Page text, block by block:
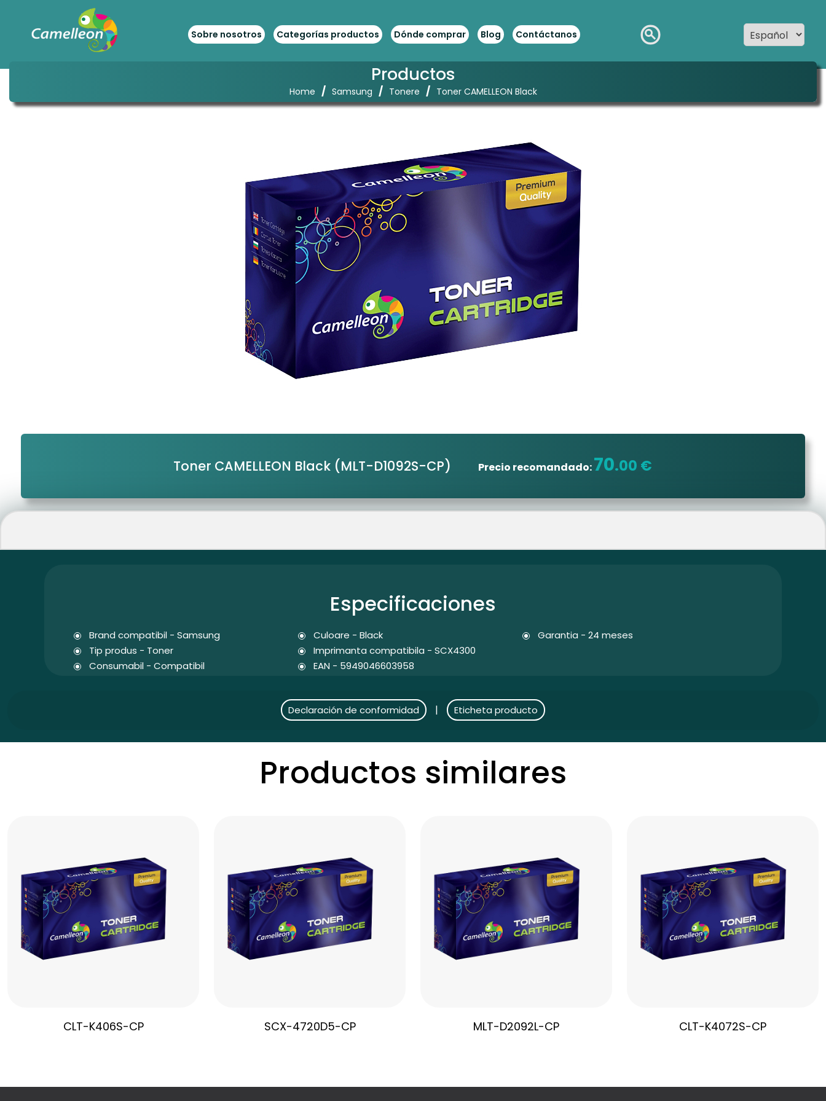
Sobre nosotros Categorías productos Dónde comprar Blog Contáctanos
Productos
Home / Samsung / Tonere / Toner CAMELLEON Black
Toner CAMELLEON Black (MLT-D1092S-CP) Precio recomandado:70.00 €
Especificaciones
Brand compatibil - Samsung
Tip produs - Toner
Consumabil - Compatibil
Culoare - Black
Imprimanta compatibila - SCX4300
EAN - 5949046603958
Garantia - 24 meses
Declaración de conformidad | Eticheta producto
Productos similares
CLT-K406S-CP SCX-4720D5-CP MLT-D2092L-CP CLT-K4072S-CP